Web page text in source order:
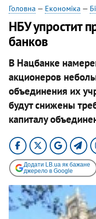
Головна — Економіка —
НБУ упростит
банков
В Нацбанке
акционеров
объединения их
будут снижены
капиталу
Додати LB.ua як бажане
джерело в Google